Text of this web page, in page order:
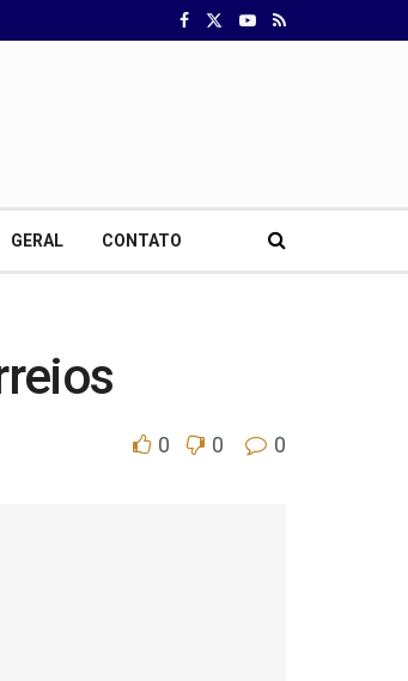
GERAL CONTATO
0 0 0